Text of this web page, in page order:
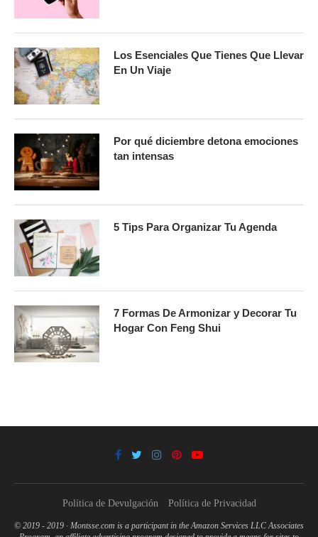
Los Esenciales Que Tienes Que Llevar
En Un Viaje
Por qué diciembre detona emociones
tan intensas
5 Tips Para Organizar Tu Agenda
7 Formas De Armonizar y Decorar Tu
Hogar Con Feng Shui
Política de Devulgación Política de Privacidad
© 2019 - 2019 · Montsse.com is a participant in the Amazon Services LLC Associates